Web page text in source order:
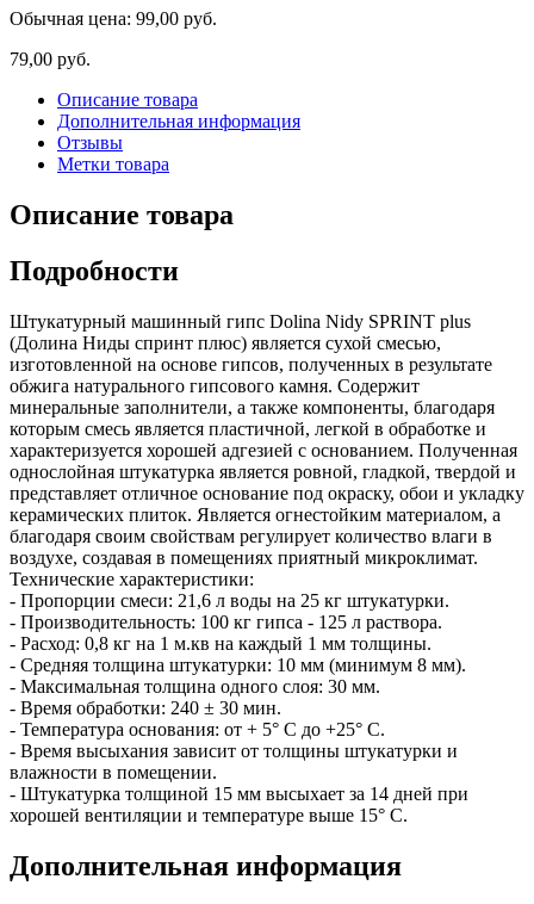
Обычная цена: 99,00 руб.
79,00 руб.
Описание товара
Дополнительная информация
Отзывы
Метки товара
Описание товара
Подробности
Штукатурный машинный гипс Dolina Nidy SPRINT plus
(Долина Ниды спринт плюс) является сухой смесью,
изготовленной на основе гипсов, полученных в результате
обжига натурального гипсового камня. Содержит
минеральные заполнители, а также компоненты, благодаря
которым смесь является пластичной, легкой в обработке и
характеризуется хорошей адгезией с основанием. Полученная
однослойная штукатурка является ровной, гладкой, твердой и
представляет отличное основание под окраску, обои и укладку
керамических плиток. Является огнестойким материалом, а
благодаря своим свойствам регулирует количество влаги в
воздухе, создавая в помещениях приятный микроклимат.
Технические характеристики:
- Пропорции смеси: 21,6 л воды на 25 кг штукатурки.
- Производительность: 100 кг гипса - 125 л раствора.
- Расход: 0,8 кг на 1 м.кв на каждый 1 мм толщины.
- Средняя толщина штукатурки: 10 мм (минимум 8 мм).
- Максимальная толщина одного слоя: 30 мм.
- Время обработки: 240 ± 30 мин.
- Температура основания: от + 5° С до +25° С.
- Время высыхания зависит от толщины штукатурки и
влажности в помещении.
- Штукатурка толщиной 15 мм высыхает за 14 дней при
хорошей вентиляции и температуре выше 15° С.
Дополнительная информация